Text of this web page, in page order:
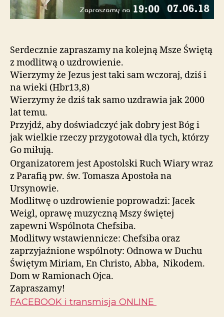
Serdecznie zapraszamy na kolejną Msze Świętą
z modlitwą o uzdrowienie.
Wierzymy że Jezus jest taki sam wczoraj, dziś i
na wieki (Hbr13,8)
Wierzymy że dziś tak samo uzdrawia jak 2000
lat temu.
Przyjdź, aby doświadczyć jak dobry jest Bóg i
jak wielkie rzeczy przygotował dla tych, którzy
Go miłują.
Organizatorem jest Apostolski Ruch Wiary wraz
z Parafią pw. św. Tomasza Apostoła na
Ursynowie.
Modlitwę o uzdrowienie poprowadzi: Jacek
Weigl, oprawę muzyczną Mszy świętej
zapewni Wspólnota Chefsiba.
Modlitwy wstawiennicze: Chefsiba oraz
zaprzyjaźnione wspólnoty: Odnowa w Duchu
Świętym Miriam, En Christo, Abba, Nikodem.
Dom w Ramionach Ojca.
Zapraszamy!
FACEBOOK i transmisja ONLINE